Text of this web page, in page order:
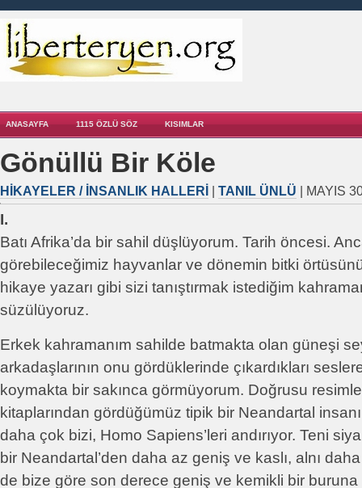
ANASAYFA 1115 ÖZLÜ SÖZ KISIMLAR
Gönüllü Bir Köle
HIKAYELER / İNSANLIK HALLERI TANIL ÜNLÜ | MAYIS
I.
Batı Afrika’da bir sahil düşlüyorum. Tarih öncesi.
görebileceğimiz hayvanlar ve dönemin bitki
hikaye yazarı gibi sizi tanıştırmak istediğim
süzülüyoruz.
Erkek kahramanım sahilde batmakta olan güneşi
arkadaşlarının onu gördüklerinde çıkardıkları
koymakta bir sakınca görmüyorum. Doğrusu
kitaplarından gördüğümüz tipik bir Neandartal
daha çok bizi, Homo Sapiens’leri andırıyor. Teni
bir Neandartal’den daha az geniş ve kaslı, alnı
de bize göre son derece geniş ve kemikli bir buruna